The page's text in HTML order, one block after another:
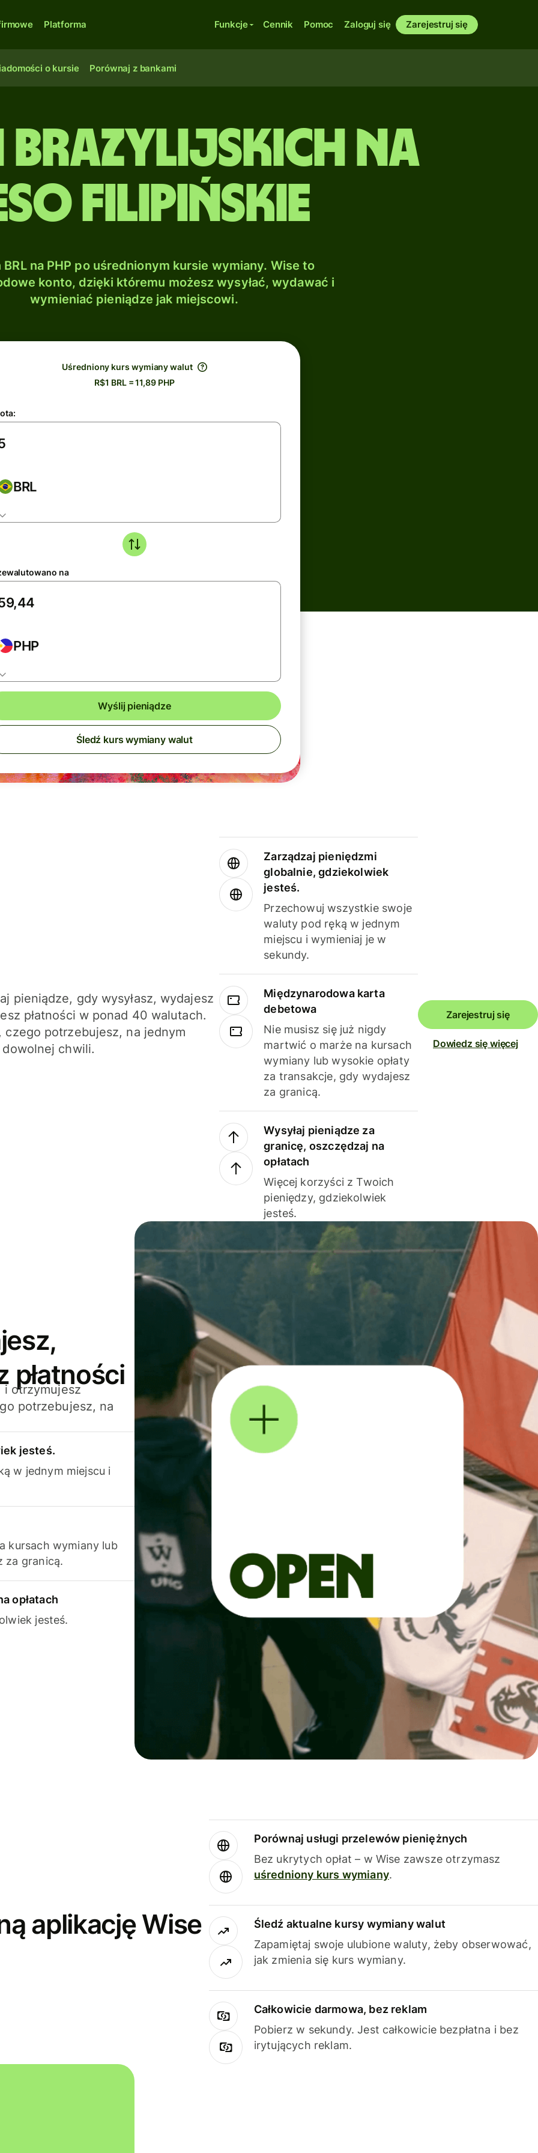
Platforma Funkcje Cennik Pomoc Zaloguj się Zarejestruj się
o kursie Porównaj z bankami
brazylijskich na
filipińskie
BRL na PHP po uśrednionym kursie wymiany. Wise to
konto, dzięki któremu możesz wysyłać, wydawać i
wymieniać pieniądze jak miejscowi.
Uśredniony kurs wymiany walut
R$1 BRL = 11,89 PHP
BRL
na
PHP
Wyślij pieniądze
Śledź kurs wymiany walut
pieniądze, gdy wysyłasz, wydajesz
płatności w ponad 40 walutach.
czego potrzebujesz, na jednym
chwili.
Zarządzaj pieniędzmi
globalnie, gdziekolwiek
jesteś.
Przechowuj wszystkie swoje
waluty pod ręką w jednym
miejscu i wymieniaj je w
sekundy.
Międzynarodowa karta
debetowa
Nie musisz się już nigdy
martwić o marże na kursach
wymiany lub wysokie opłaty
za transakcje, gdy wydajesz
za granicą.
Wysyłaj pieniądze za
granicę, oszczędzaj na
opłatach
Więcej korzyści z Twoich
pieniędzy, gdziekolwiek
jesteś.
Zarejestruj się
Dowiedz się więcej
płatności
i otrzymujesz
potrzebujesz, na
jesteś.
w jednym miejscu i
kursach wymiany lub
za granicą.
opłatach
jesteś.
aplikację Wise
Porównaj usługi przelewów pieniężnych
Bez ukrytych opłat – w Wise zawsze otrzymasz
uśredniony kurs wymiany.
Śledź aktualne kursy wymiany walut
Zapamiętaj swoje ulubione waluty, żeby obserwować,
jak zmienia się kurs wymiany.
Całkowicie darmowa, bez reklam
Pobierz w sekundy. Jest całkowicie bezpłatna i bez
irytujących reklam.